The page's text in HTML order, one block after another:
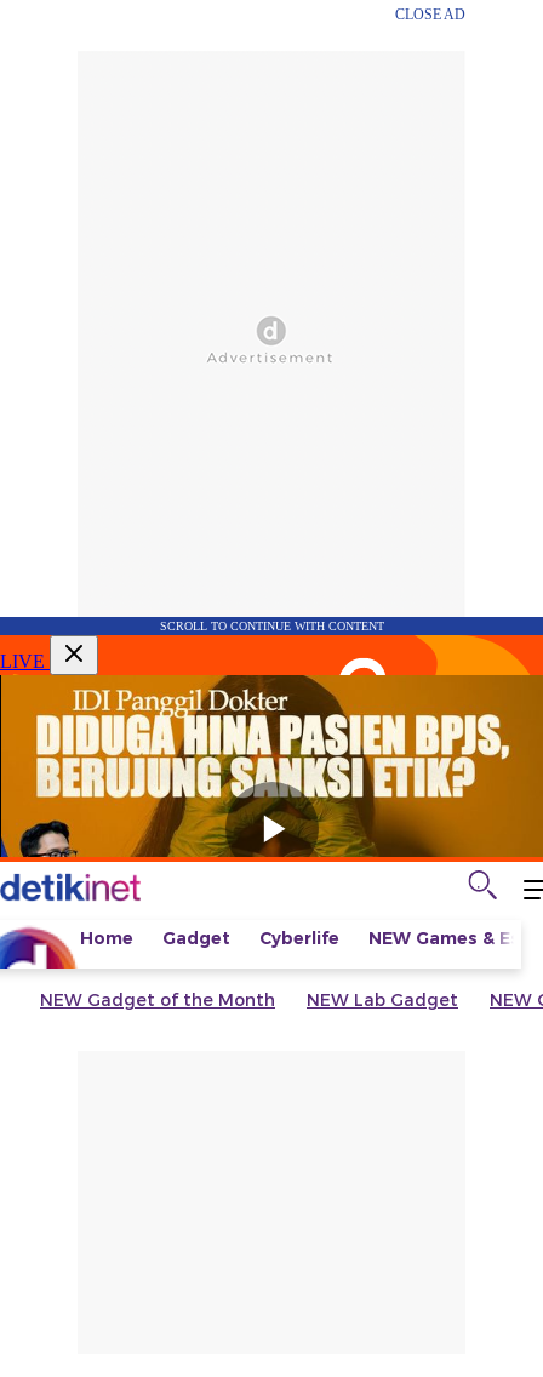
CLOSE AD
SCROLL TO CONTINUE WITH CONTENT
LIVE
Home Gadget Cyberlife NEW Games &
NEW Gadget of the Month NEW Lab Gadget NEW